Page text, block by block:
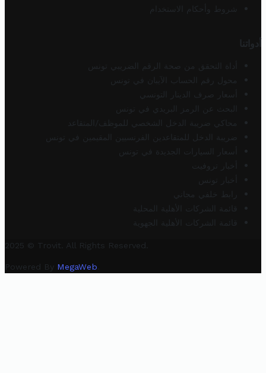
شروط وأحكام الاستخدام
أدواتنا
أداة التحقق من صحة الرقم الضريبي تونس
محول رقم الحساب الآيبان في تونس
أسعار صرف الدينار التونسي
البحث عن الرمز البريدي في تونس
محاكي ضريبة الدخل الشخصي للموظف/المتقاعد
ضريبة الدخل للمتقاعدين الفرنسيين المقيمين في تونس
أسعار السيارات الجديدة في تونس
أخبار تروفيت
أخبار تونس
رابط خلفي مجاني
قائمة الشركات الأهلية المحلية
قائمة الشركات الأهلية الجهوية
2025 © Trovit. All Rights Reserved.
Powered By MegaWeb